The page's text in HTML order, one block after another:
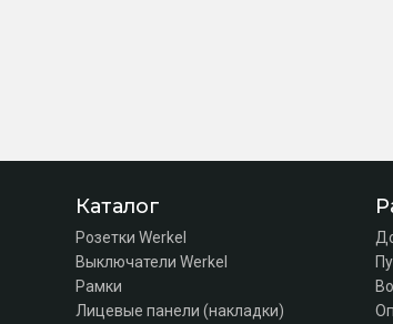
Каталог
Розетки Werkel
Выключатели Werkel
Рамки
Лицевые панели (накладки)